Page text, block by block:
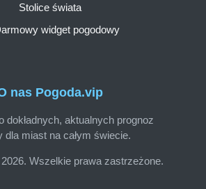
nas Pogoda.vip
dokładnych, aktualnych prognoz
dla miast na całym świecie.
Wszelkie prawa zastrzeżone.
Stolice świata
widget pogodowy